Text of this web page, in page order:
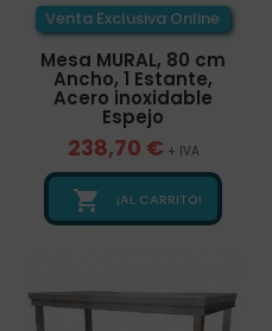
Venta Exclusiva Online
Mesa MURAL, 80 cm
Ancho, 1 Estante,
Acero inoxidable
Espejo
238,70 € + IVA
 ¡AL CARRITO!